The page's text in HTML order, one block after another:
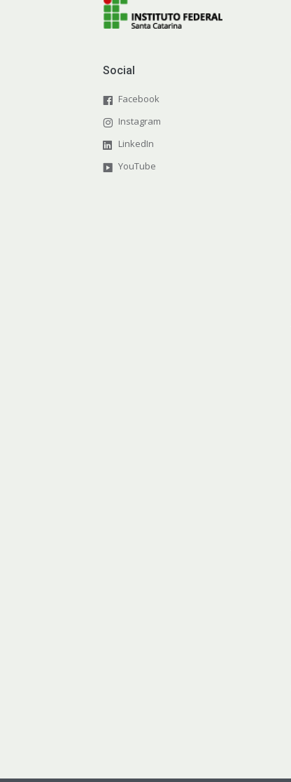
Social
Facebook
Instagram
LinkedIn
YouTube